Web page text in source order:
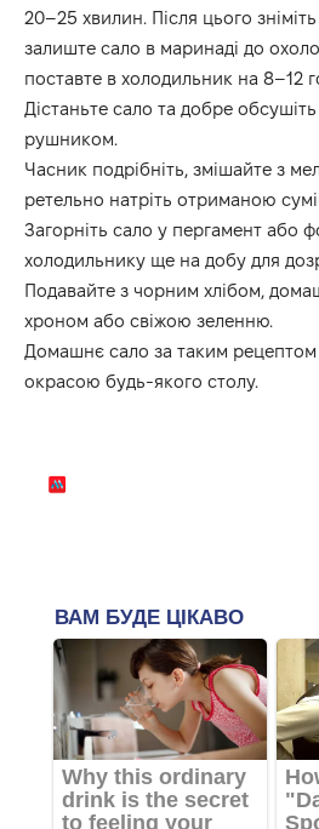
20–25 хвилин. Після цього
залиште сало в маринаді до
поставте в холодильник на 8–12
Дістаньте сало та добре
рушником.
Часник подрібніть, змішайте з
ретельно натріть отриманою
Загорніть сало у пергамент або
холодильнику ще на добу для
Подавайте з чорним хлібом,
хроном або свіжою зеленню.
Домашнє сало за таким
окрасою будь-якого столу.